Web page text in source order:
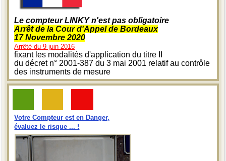
Le compteur LINKY n'est pas obligatoire
Arrêt de la Cour d'Appel de Bordeaux
17 Novembre 2020
Arrêté du 9 juin 2016
fixant les modalités d'application du titre II
du décret n° 2001-387 du 3 mai 2001 relatif au contrôle
des instruments de mesure
Votre Compteur est en Danger,
évaluez le risque ... !